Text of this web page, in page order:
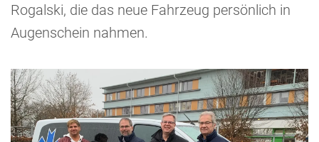
Rogalski, die das neue Fahrzeug persönlich in
Augenschein nahmen.